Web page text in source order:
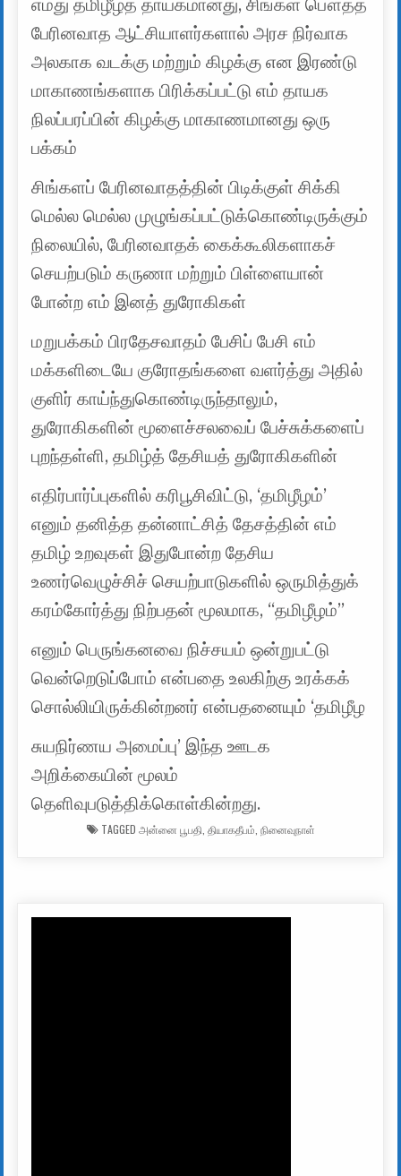
எமது தமிழீழத் தாயகமானது, சிங்கள பௌத்த
பேரினவாத ஆட்சியாளர்களால் அரச நிர்வாக
அலகாக வடக்கு மற்றும் கிழக்கு என இரண்டு
மாகாணங்களாக பிரிக்கப்பட்டு எம் தாயக
நிலப்பரப்பின் கிழக்கு மாகாணமானது ஒரு
பக்கம்
சிங்களப் பேரினவாதத்தின் பிடிக்குள் சிக்கி
மெல்ல மெல்ல முழுங்கப்பட்டுக்கொண்டிருக்கும்
நிலையில், பேரினவாதக் கைக்கூலிகளாகச்
செயற்படும் கருணா மற்றும் பிள்ளையான்
போன்ற எம் இனத் துரோகிகள்
மறுபக்கம் பிரதேசவாதம் பேசிப் பேசி எம்
மக்களிடையே குரோதங்களை வளர்த்து அதில்
குளிர் காய்ந்துகொண்டிருந்தாலும்,
துரோகிகளின் மூளைச்சலவைப் பேச்சுக்களைப்
புறந்தள்ளி, தமிழ்த் தேசியத் துரோகிகளின்
எதிர்பார்ப்புகளில் கரிபூசிவிட்டு, ‘தமிழீழம்’
எனும் தனித்த தன்னாட்சித் தேசத்தின் எம்
தமிழ் உறவுகள் இதுபோன்ற தேசிய
உணர்வெழுச்சிச் செயற்பாடுகளில் ஒருமித்துக்
கரம்கோர்த்து நிற்பதன் மூலமாக, “தமிழீழம்”
எனும் பெருங்கனவை நிச்சயம் ஒன்றுபட்டு
வென்றெடுப்போம் என்பதை உலகிற்கு உரக்கக்
சொல்லியிருக்கின்றனர் என்பதனையும் ‘தமிழீழ
சுயநிர்ணய அமைப்பு’ இந்த ஊடக
அறிக்கையின் மூலம்
தெளிவுபடுத்திக்கொள்கின்றது.
TAGGED அன்னை பூபதி தியாகதீபம் நினைவுநாள்